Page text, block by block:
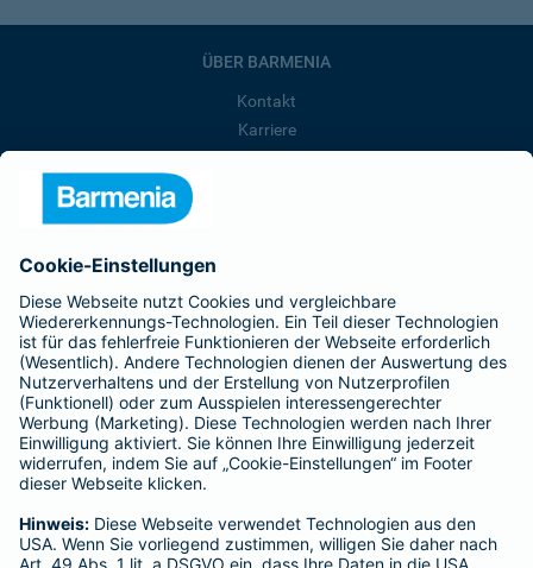
ÜBER BARMENIA
Kontakt
Karriere
Barmenia ist Teil der BarmeniaGothaer
BELIEBTE SEITEN
Kranken-Zusatzversicherung
Tierversicherungen
Haftpflichtversicherung
Hausratversicherung
Adresse ändern